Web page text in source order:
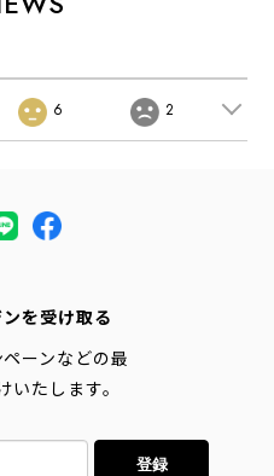
6 2
を受け取る
ーンなどの最
いたします。
登録